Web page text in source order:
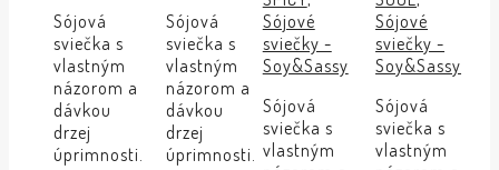
Sójová
sviečka s
vlastným
názorom a
dávkou
drzej
úprimnosti.
Sójová
sviečka s
vlastným
názorom a
dávkou
drzej
úprimnosti.
Sójové
sviečky -
Soy&Sassy
Sójová
sviečka s
vlastným
Sójové
sviečky -
Soy&Sassy
Sójová
sviečka s
vlastným